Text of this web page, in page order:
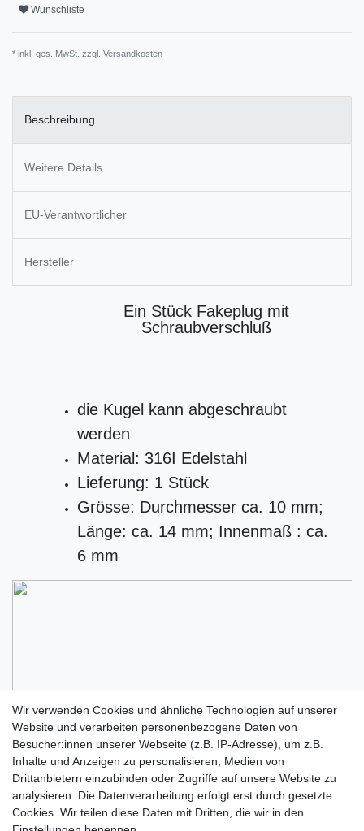
Wunschliste
* inkl. ges. MwSt. zzgl. Versandkosten
Beschreibung
Weitere Details
EU-Verantwortlicher
Hersteller
Ein Stück Fakeplug mit
Schraubverschluß
die Kugel kann abgeschraubt
werden
Material: 316I Edelstahl
Lieferung: 1 Stück
Grösse: Durchmesser ca. 10 mm;
Länge: ca. 14 mm; Innenmaß : ca.
6 mm
Wir verwenden Cookies und ähnliche Technologien auf unserer
Website und verarbeiten personenbezogene Daten von
Besucher:innen unserer Webseite (z.B. IP-Adresse), um z.B.
Inhalte und Anzeigen zu personalisieren, Medien von
Drittanbietern einzubinden oder Zugriffe auf unsere Website zu
analysieren. Die Datenverarbeitung erfolgt erst durch gesetzte
Cookies. Wir teilen diese Daten mit Dritten, die wir in den